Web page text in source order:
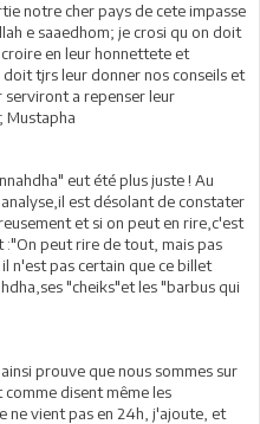
notre cher pays de cete impasse
e saaedhom; je crosi qu on doit
en leur honnettete et
tjrs leur donner nos conseils et
serviront a repenser leur
Mustapha
eut été plus juste ! Au
est désolant de constater
et si on peut en rire,c'est
:"On peut rire de tout, mais pas
n'est pas certain que ce billet
"cheiks"et les "barbus qui
prouve que nous sommes sur
disent même les
ne vient pas en 24h, j'ajoute, et